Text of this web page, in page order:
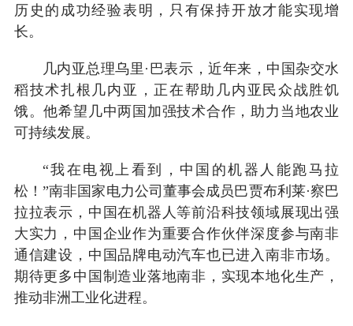
历史的成功经验表明，只有保持开放才能实现增
长。
几内亚总理乌里·巴表示，近年来，中国杂交水
稻技术扎根几内亚，正在帮助几内亚民众战胜饥
饿。他希望几中两国加强技术合作，助力当地农业
可持续发展。
“我在电视上看到，中国的机器人能跑马拉
松！”南非国家电力公司董事会成员巴贾布利莱·察巴
拉拉表示，中国在机器人等前沿科技领域展现出强
大实力，中国企业作为重要合作伙伴深度参与南非
通信建设，中国品牌电动汽车也已进入南非市场。
期待更多中国制造业落地南非，实现本地化生产，
推动非洲工业化进程。